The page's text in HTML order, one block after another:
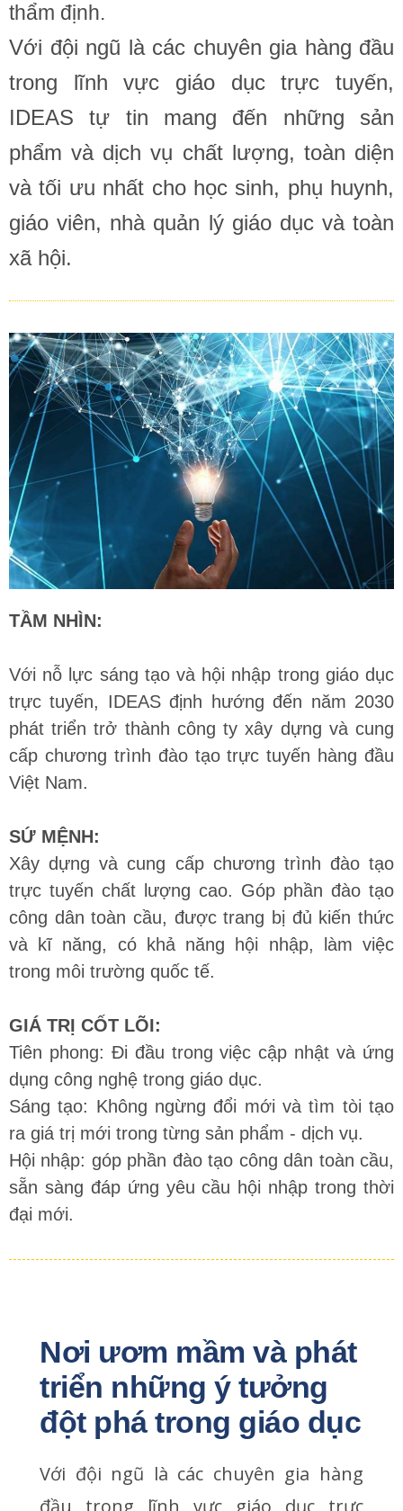
thẩm định.
Với đội ngũ là các chuyên gia hàng đầu
trong lĩnh vực giáo dục trực tuyến,
IDEAS tự tin mang đến những sản
phẩm và dịch vụ chất lượng, toàn diện
và tối ưu nhất cho học sinh, phụ huynh,
giáo viên, nhà quản lý giáo dục và toàn
xã hội.
TẦM NHÌN:
Với nỗ lực sáng tạo và hội nhập trong giáo dục
trực tuyến, IDEAS định hướng đến năm 2030
phát triển trở thành công ty xây dựng và cung
cấp chương trình đào tạo trực tuyến hàng đầu
Việt Nam.
SỨ MỆNH:
Xây dựng và cung cấp chương trình đào tạo
trực tuyến chất lượng cao. Góp phần đào tạo
công dân toàn cầu, được trang bị đủ kiến thức
và kĩ năng, có khả năng hội nhập, làm việc
trong môi trường quốc tế.
GIÁ TRỊ CỐT LÕI:
Tiên phong: Đi đầu trong việc cập nhật và ứng
dụng công nghệ trong giáo dục.
Sáng tạo: Không ngừng đổi mới và tìm tòi tạo
ra giá trị mới trong từng sản phẩm - dịch vụ.
Hội nhập: góp phần đào tạo công dân toàn cầu,
sẵn sàng đáp ứng yêu cầu hội nhập trong thời
đại mới.
Nơi ươm mầm và phát
triển những ý tưởng
đột phá trong giáo dục
Với đội ngũ là các chuyên gia hàng